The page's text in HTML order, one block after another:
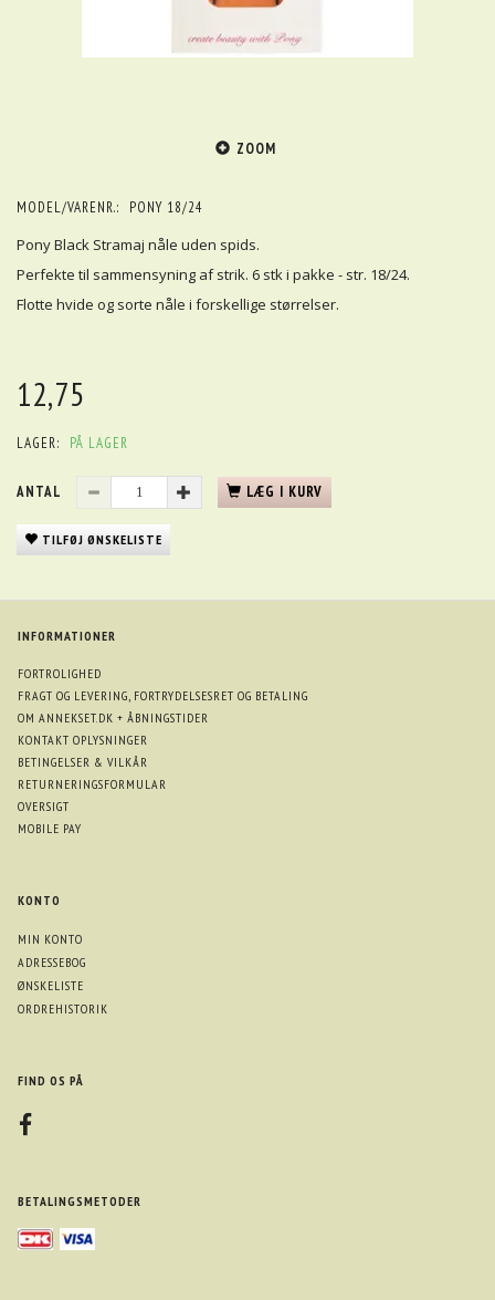
ZOOM
MODEL/VARENR.: PONY 18/24
Pony Black Stramaj nåle uden spids.
Perfekte til sammensyning af strik. 6 stk i pakke - str. 18/24.
Flotte hvide og sorte nåle i forskellige størrelser.
12,75
LAGER: PÅ LAGER
ANTAL LÆG I KURV
TILFØJ ØNSKELISTE
INFORMATIONER
FORTROLIGHED
FRAGT OG LEVERING, FORTRYDELSESRET OG BETALING
OM ANNEKSET.DK + ÅBNINGSTIDER
KONTAKT OPLYSNINGER
BETINGELSER & VILKÅR
RETURNERINGSFORMULAR
OVERSIGT
MOBILE PAY
KONTO
MIN KONTO
ADRESSEBOG
ØNSKELISTE
ORDREHISTORIK
FIND OS PÅ
BETALINGSMETODER